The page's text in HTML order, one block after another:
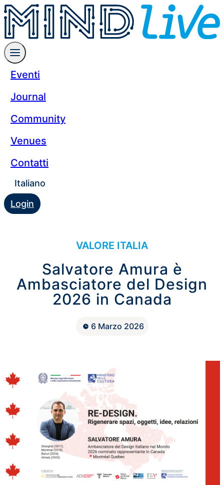
Eventi
Journal
Community
Venues
Contatti
Italiano
Login
VALORE ITALIA
Salvatore Amura è
Ambasciatore del Design
2026 in Canada
6 Marzo 2026